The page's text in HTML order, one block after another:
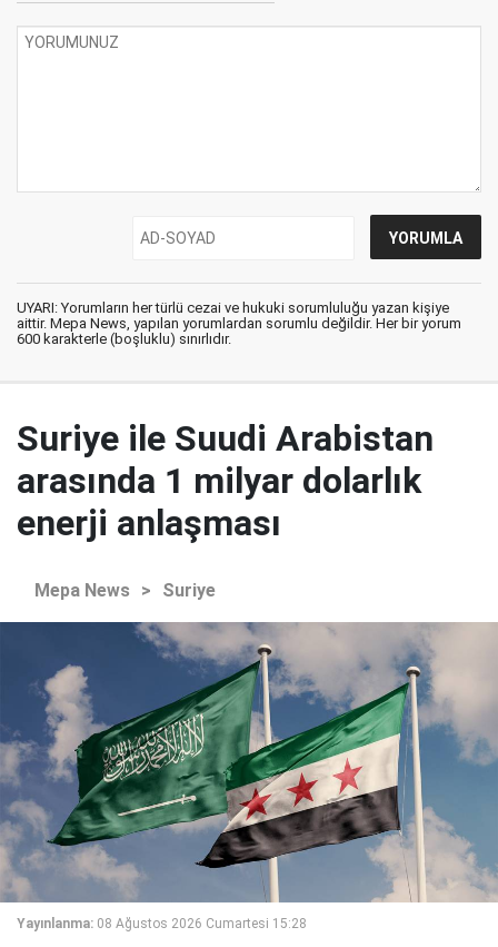
UYARI: Yorumların her türlü cezai ve hukuki sorumluluğu yazan kişiye
aittir. Mepa News, yapılan yorumlardan sorumlu değildir. Her bir yorum
600 karakterle (boşluklu) sınırlıdır.
Suriye ile Suudi Arabistan
arasında 1 milyar dolarlık
enerji anlaşması
Mepa News > Suriye
Yayınlanma: 08 Ağustos 2026 Cumartesi 15:28